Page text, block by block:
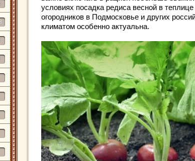
условиях посадка редиса весной в
огородников в Подмосковье и других
климатом особенно актуальна.